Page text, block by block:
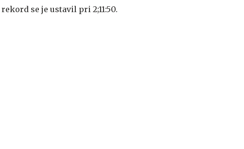
se je ustavil pri 2;11:50.